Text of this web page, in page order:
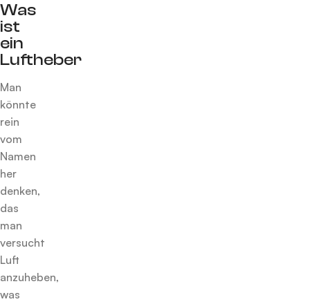
Was
ist
ein
Luftheber
Man
könnte
rein
vom
Namen
her
denken,
das
man
versucht
Luft
anzuheben,
was